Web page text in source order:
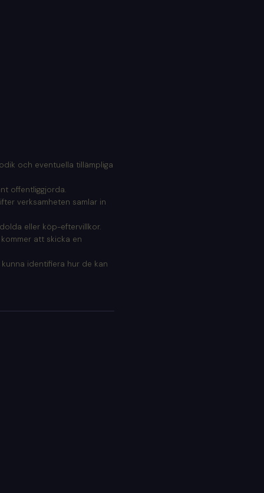
och eventuella tillämpliga
offentliggjorda.
verksamheten samlar in
eller köp-eftervillkor.
att skicka en
identifiera hur de kan